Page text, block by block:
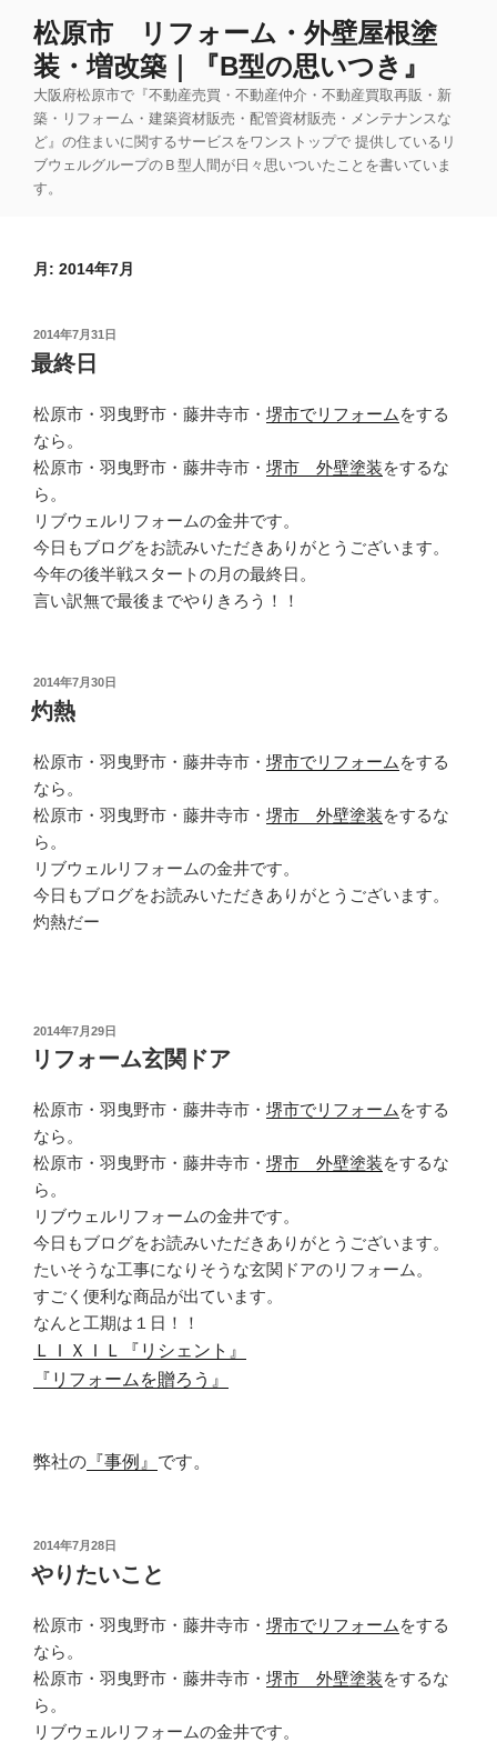
松原市 リフォーム・外壁屋根塗
装・増改築｜『B型の思いつき』
大阪府松原市で『不動産売買・不動産仲介・不動産買取再販・新
築・リフォーム・建築資材販売・配管資材販売・メンテナンスな
ど』の住まいに関するサービスをワンストップで 提供しているリ
ブウェルグループのＢ型人間が日々思いついたことを書いていま
す。
月: 2014年7月
投
稿
日:
2014年7月31日
最終日
松原市・羽曳野市・藤井寺市・ 堺市でリフォーム をする
なら。
松原市・羽曳野市・藤井寺市・ 堺市 外壁塗装をするな
ら。
リブウェルリフォームの金井です。
今日もブログをお読みいただきありがとうございます。
今年の後半戦スタートの月の最終日。
言い訳無で最後までやりきろう！！
投
稿
日:
2014年7月30日
灼熱
松原市・羽曳野市・藤井寺市・ 堺市でリフォーム をする
なら。
松原市・羽曳野市・藤井寺市・ 堺市 外壁塗装をするな
ら。
リブウェルリフォームの金井です。
今日もブログをお読みいただきありがとうございます。
灼熱だー
投
稿
日:
2014年7月29日
リフォーム玄関ドア
松原市・羽曳野市・藤井寺市・ 堺市でリフォーム をする
なら。
松原市・羽曳野市・藤井寺市・ 堺市 外壁塗装をするな
ら。
リブウェルリフォームの金井です。
今日もブログをお読みいただきありがとうございます。
たいそうな工事になりそうな玄関ドアのリフォーム。
すごく便利な商品が出ています。
なんと工期は１日！！
ＬＩＸＩＬ『リシェント』
『リフォームを贈ろう』
弊社の 『事例』 です。
投
稿
日:
2014年7月28日
やりたいこと
松原市・羽曳野市・藤井寺市・ 堺市でリフォーム をする
なら。
松原市・羽曳野市・藤井寺市・ 堺市 外壁塗装をするな
ら。
リブウェルリフォームの金井です。